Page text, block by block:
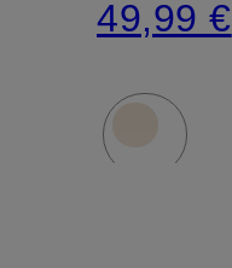
49,99 €